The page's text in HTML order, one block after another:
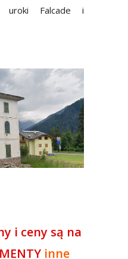
uroki Falcade i
i ceny są na
inne